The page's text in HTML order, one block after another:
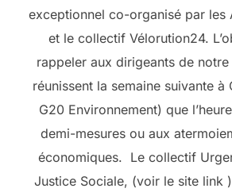
exceptionnel co-organisé par les
et le collectif Vélorution24.
rappeler aux dirigeants de
réunissent la semaine suivante à
G20 Environnement) que
demi-mesures ou aux
économiques. Le collectif
Justice Sociale, (voir le site link